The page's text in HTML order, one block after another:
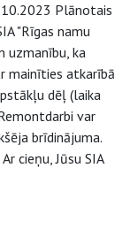
Plānotais
"Rīgas namu
uzmanību, ka
mainīties atkarībā
dēļ (laika
var
brīdinājuma.
cieņu, Jūsu SIA